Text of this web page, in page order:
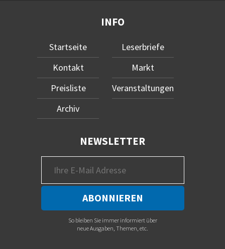
INFO
Startseite
Kontakt
Preisliste
Archiv
Leserbriefe
Markt
Veranstaltungen
NEWSLETTER
So bleiben Sie immer informiert über
neue Ausgaben, Themen, etc.